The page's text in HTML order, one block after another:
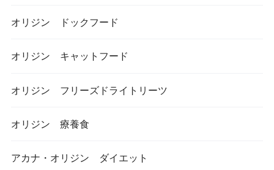
オリジン ドックフード
オリジン キャットフード
オリジン フリーズドライトリーツ
オリジン 療養食
アカナ・オリジン ダイエット